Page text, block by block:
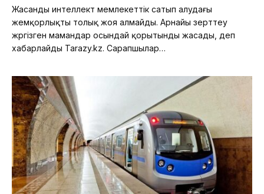
Жасанды интеллект мемлекеттік сатып алудағы
жемқорлықты толық жоя алмайды. Арнайы зерттеу
жүргізген мамандар осындай қорытынды жасады, деп
хабарлайды Tarazy.kz. Сарапшылар…